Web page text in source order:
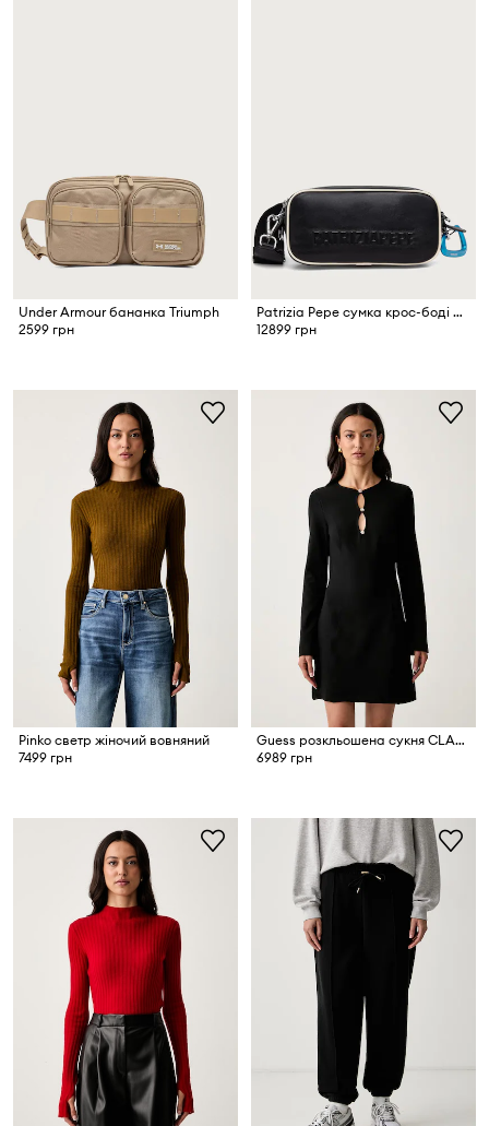
Under Armour бананка Triumph
2599 грн
Patrizia Pepe сумка крос-боді жіноча шкіряна
12899 грн
Pinko светр жіночий вовняний
7499 грн
Guess розкльошена сукня CLAUDIE
6989 грн